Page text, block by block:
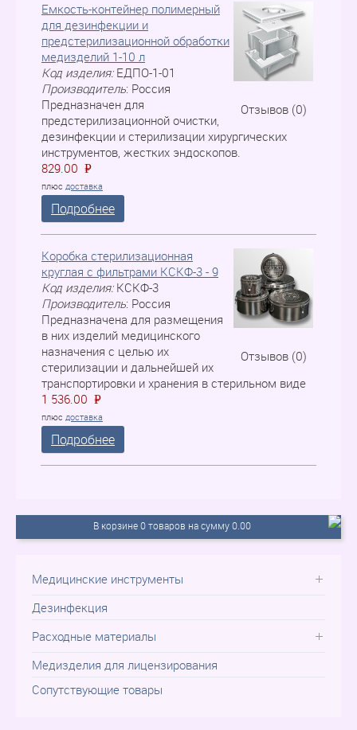
Отзывов (0)
Емкость-контейнер полимерный
для дезинфекции и
предстерилизационной обработки
медизделий 1-10 л
Код изделия: ЕДПО-1-01
Производитель: Россия
Предназначен для
предстерилизационной очистки,
дезинфекции и стерилизации хирургических
инструментов, жестких эндоскопов.
829.00
=
P
плюс доставка
Подробнее
Отзывов (0)
Коробка стерилизационная
круглая с фильтрами КСКФ-3 - 9
Код изделия: КСКФ-3
Производитель: Россия
Предназначена для размещения
в них изделий медицинского
назначения с целью их
стерилизации и дальнейшей их
транспортировки и хранения в стерильном виде
1 536.00
=
P
плюс доставка
Подробнее
В корзине 0 товаров на сумму 0.00
Медицинские инструменты
Дезинфекция
Расходные материалы
Медизделия для лицензирования
Сопутствующие товары